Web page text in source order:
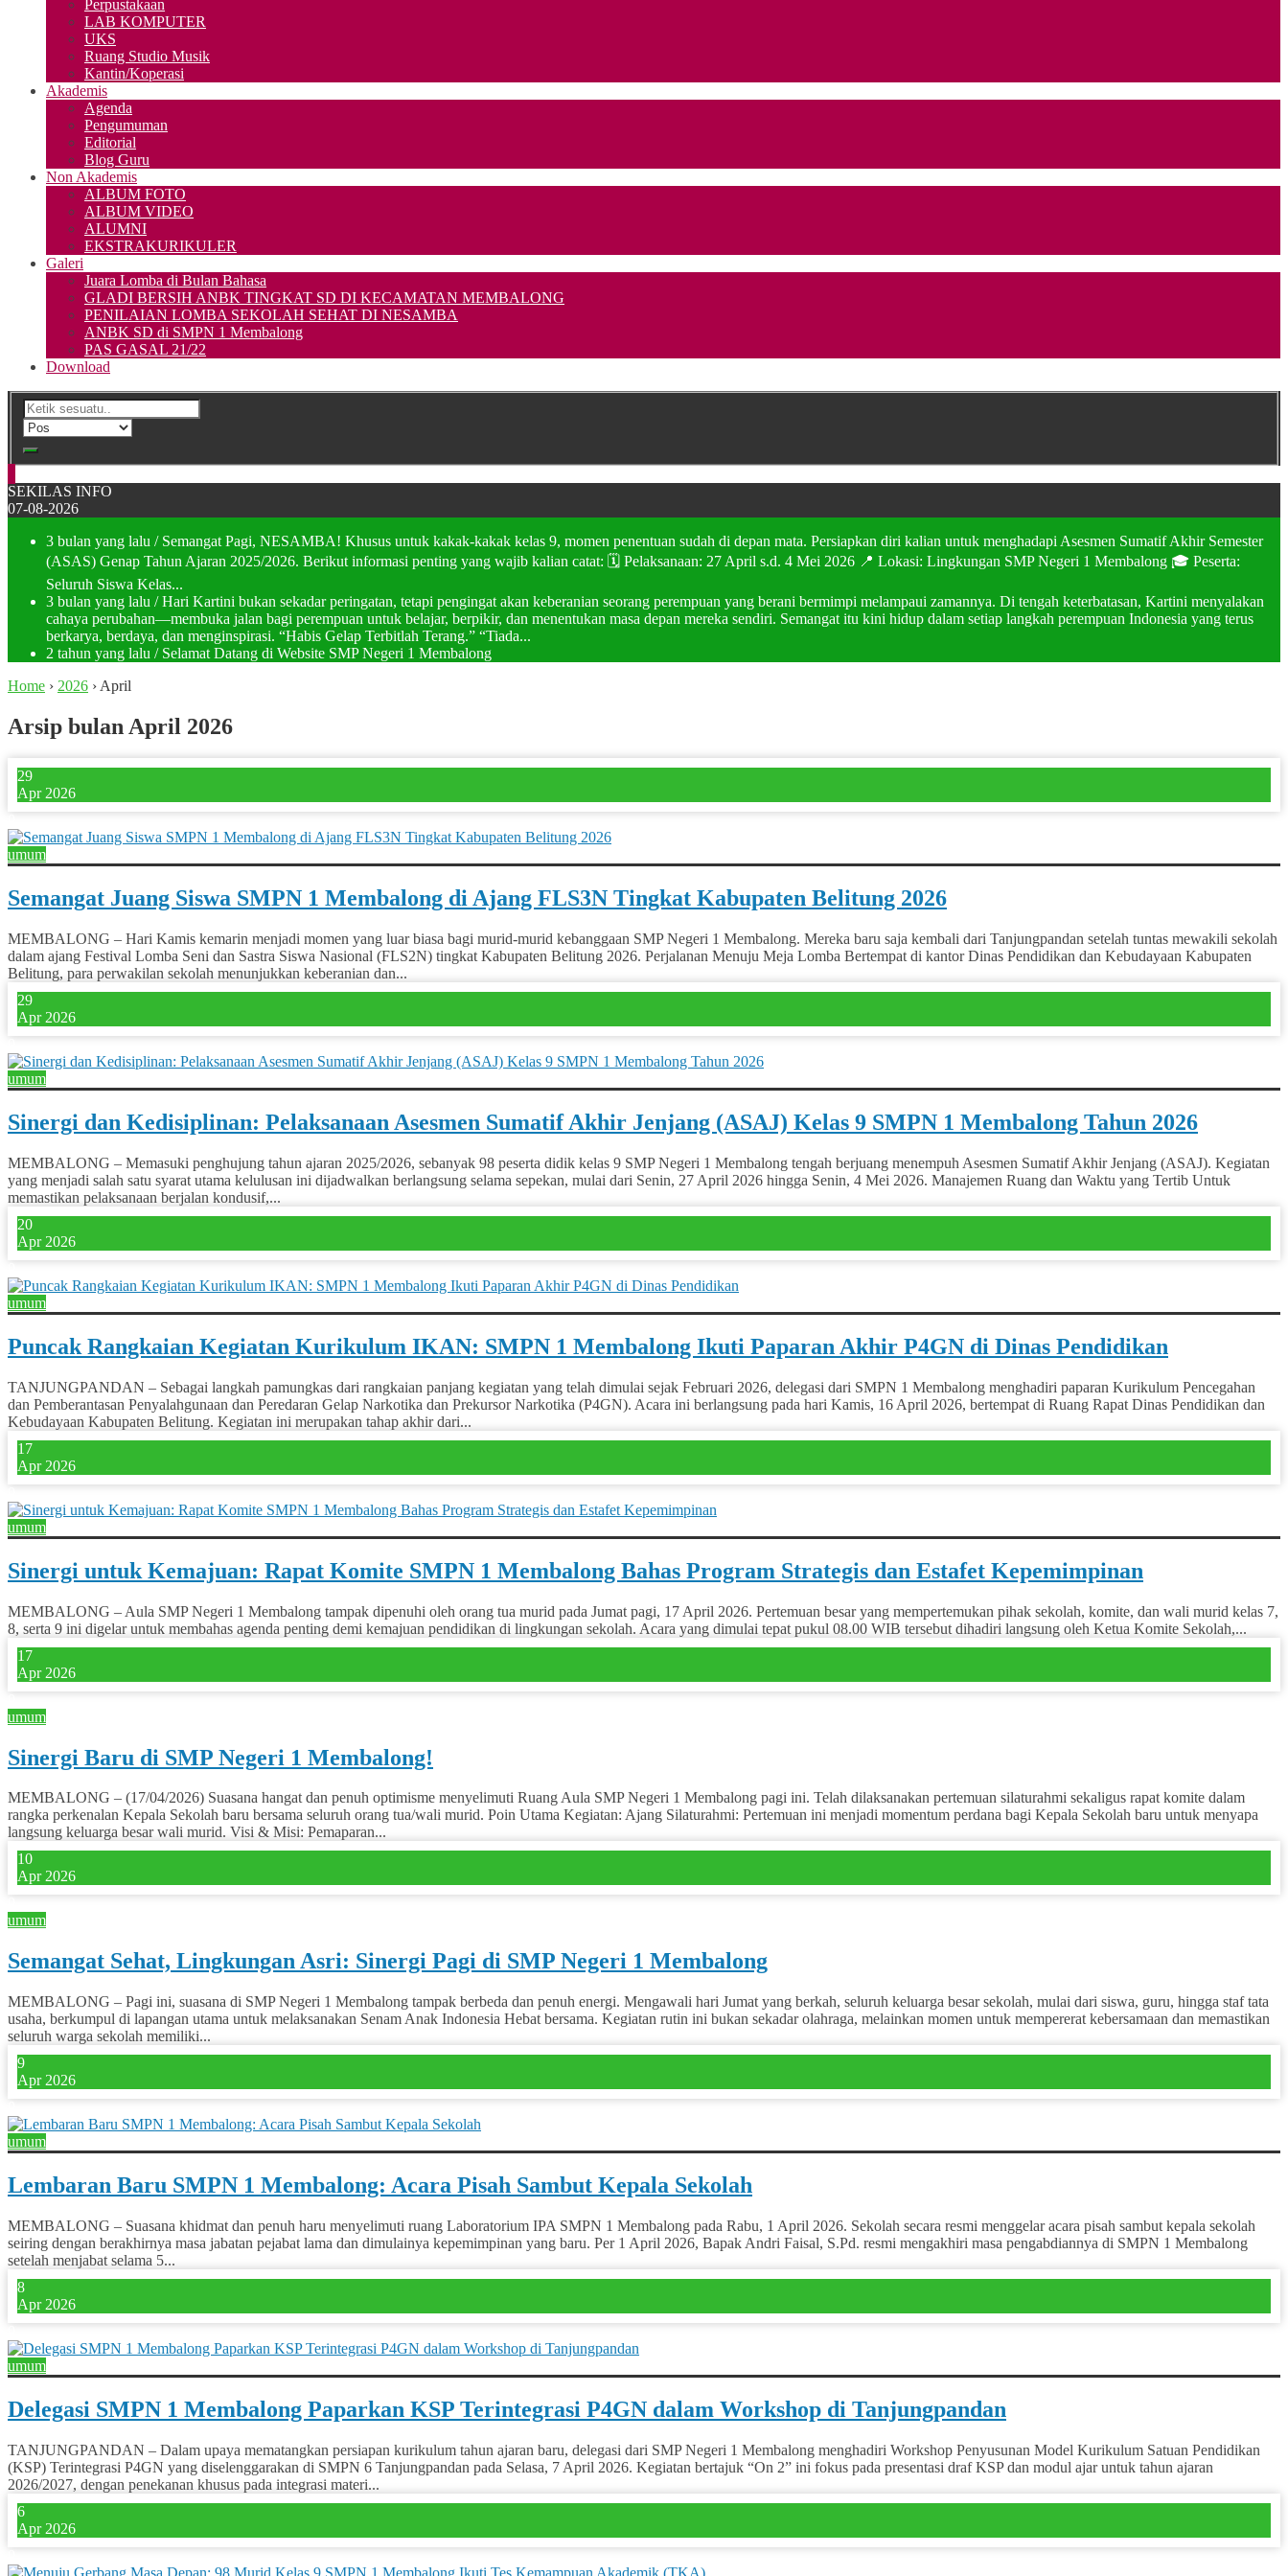
Perpustakaan
LAB KOMPUTER
UKS
Ruang Studio Musik
Kantin/Koperasi
Akademis
Agenda
Pengumuman
Editorial
Blog Guru
Non Akademis
ALBUM FOTO
ALBUM VIDEO
ALUMNI
EKSTRAKURIKULER
Galeri
Juara Lomba di Bulan Bahasa
GLADI BERSIH ANBK TINGKAT SD DI KECAMATAN MEMBALONG
PENILAIAN LOMBA SEKOLAH SEHAT DI NESAMBA
ANBK SD di SMPN 1 Membalong
PAS GASAL 21/22
Download
SEKILAS INFO
07-08-2026
3 bulan yang lalu / Semangat Pagi, NESAMBA! Khusus untuk kakak-kakak kelas 9, momen penentuan sudah di depan mata. Persiapkan diri kalian untuk menghadapi Asesmen Sumatif Akhir Semester
(ASAS) Genap Tahun Ajaran 2025/2026. Berikut informasi penting yang wajib kalian catat: 🗓️ Pelaksanaan: 27 April s.d. 4 Mei 2026 📍 Lokasi: Lingkungan SMP Negeri 1 Membalong 🎓 Peserta:
Seluruh Siswa Kelas...
3 bulan yang lalu / Hari Kartini bukan sekadar peringatan, tetapi pengingat akan keberanian seorang perempuan yang berani bermimpi melampaui zamannya. Di tengah keterbatasan, Kartini menyalakan
cahaya perubahan—membuka jalan bagi perempuan untuk belajar, berpikir, dan menentukan masa depan mereka sendiri. Semangat itu kini hidup dalam setiap langkah perempuan Indonesia yang terus
berkarya, berdaya, dan menginspirasi. “Habis Gelap Terbitlah Terang.” “Tiada...
2 tahun yang lalu / Selamat Datang di Website SMP Negeri 1 Membalong
Home › 2026 › April
Arsip bulan April 2026
29
Apr 2026
umum
Semangat Juang Siswa SMPN 1 Membalong di Ajang FLS3N Tingkat Kabupaten Belitung 2026
MEMBALONG – Hari Kamis kemarin menjadi momen yang luar biasa bagi murid-murid kebanggaan SMP Negeri 1 Membalong. Mereka baru saja kembali dari Tanjungpandan setelah tuntas mewakili sekolah
dalam ajang Festival Lomba Seni dan Sastra Siswa Nasional (FLS2N) tingkat Kabupaten Belitung 2026. Perjalanan Menuju Meja Lomba Bertempat di kantor Dinas Pendidikan dan Kebudayaan Kabupaten
Belitung, para perwakilan sekolah menunjukkan keberanian dan...
29
Apr 2026
umum
Sinergi dan Kedisiplinan: Pelaksanaan Asesmen Sumatif Akhir Jenjang (ASAJ) Kelas 9 SMPN 1 Membalong Tahun 2026
MEMBALONG – Memasuki penghujung tahun ajaran 2025/2026, sebanyak 98 peserta didik kelas 9 SMP Negeri 1 Membalong tengah berjuang menempuh Asesmen Sumatif Akhir Jenjang (ASAJ). Kegiatan
yang menjadi salah satu syarat utama kelulusan ini dijadwalkan berlangsung selama sepekan, mulai dari Senin, 27 April 2026 hingga Senin, 4 Mei 2026. Manajemen Ruang dan Waktu yang Tertib Untuk
memastikan pelaksanaan berjalan kondusif,...
20
Apr 2026
umum
Puncak Rangkaian Kegiatan Kurikulum IKAN: SMPN 1 Membalong Ikuti Paparan Akhir P4GN di Dinas Pendidikan
TANJUNGPANDAN – Sebagai langkah pamungkas dari rangkaian panjang kegiatan yang telah dimulai sejak Februari 2026, delegasi dari SMPN 1 Membalong menghadiri paparan Kurikulum Pencegahan
dan Pemberantasan Penyalahgunaan dan Peredaran Gelap Narkotika dan Prekursor Narkotika (P4GN). Acara ini berlangsung pada hari Kamis, 16 April 2026, bertempat di Ruang Rapat Dinas Pendidikan dan
Kebudayaan Kabupaten Belitung. Kegiatan ini merupakan tahap akhir dari...
17
Apr 2026
umum
Sinergi untuk Kemajuan: Rapat Komite SMPN 1 Membalong Bahas Program Strategis dan Estafet Kepemimpinan
MEMBALONG – Aula SMP Negeri 1 Membalong tampak dipenuhi oleh orang tua murid pada Jumat pagi, 17 April 2026. Pertemuan besar yang mempertemukan pihak sekolah, komite, dan wali murid kelas 7,
8, serta 9 ini digelar untuk membahas agenda penting demi kemajuan pendidikan di lingkungan sekolah. Acara yang dimulai tepat pukul 08.00 WIB tersebut dihadiri langsung oleh Ketua Komite Sekolah,...
17
Apr 2026
umum
Sinergi Baru di SMP Negeri 1 Membalong!
MEMBALONG – (17/04/2026) Suasana hangat dan penuh optimisme menyelimuti Ruang Aula SMP Negeri 1 Membalong pagi ini. Telah dilaksanakan pertemuan silaturahmi sekaligus rapat komite dalam
rangka perkenalan Kepala Sekolah baru bersama seluruh orang tua/wali murid. Poin Utama Kegiatan: Ajang Silaturahmi: Pertemuan ini menjadi momentum perdana bagi Kepala Sekolah baru untuk menyapa
langsung keluarga besar wali murid. Visi & Misi: Pemaparan...
10
Apr 2026
umum
Semangat Sehat, Lingkungan Asri: Sinergi Pagi di SMP Negeri 1 Membalong
MEMBALONG – Pagi ini, suasana di SMP Negeri 1 Membalong tampak berbeda dan penuh energi. Mengawali hari Jumat yang berkah, seluruh keluarga besar sekolah, mulai dari siswa, guru, hingga staf tata
usaha, berkumpul di lapangan utama untuk melaksanakan Senam Anak Indonesia Hebat bersama. Kegiatan rutin ini bukan sekadar olahraga, melainkan momen untuk mempererat kebersamaan dan memastikan
seluruh warga sekolah memiliki...
9
Apr 2026
umum
Lembaran Baru SMPN 1 Membalong: Acara Pisah Sambut Kepala Sekolah
MEMBALONG – Suasana khidmat dan penuh haru menyelimuti ruang Laboratorium IPA SMPN 1 Membalong pada Rabu, 1 April 2026. Sekolah secara resmi menggelar acara pisah sambut kepala sekolah
seiring dengan berakhirnya masa jabatan pejabat lama dan dimulainya kepemimpinan yang baru. Per 1 April 2026, Bapak Andri Faisal, S.Pd. resmi mengakhiri masa pengabdiannya di SMPN 1 Membalong
setelah menjabat selama 5...
8
Apr 2026
umum
Delegasi SMPN 1 Membalong Paparkan KSP Terintegrasi P4GN dalam Workshop di Tanjungpandan
TANJUNGPANDAN – Dalam upaya mematangkan persiapan kurikulum tahun ajaran baru, delegasi dari SMP Negeri 1 Membalong menghadiri Workshop Penyusunan Model Kurikulum Satuan Pendidikan
(KSP) Terintegrasi P4GN yang diselenggarakan di SMPN 6 Tanjungpandan pada Selasa, 7 April 2026. Kegiatan bertajuk “On 2” ini fokus pada presentasi draf KSP dan modul ajar untuk tahun ajaran
2026/2027, dengan penekanan khusus pada integrasi materi...
6
Apr 2026